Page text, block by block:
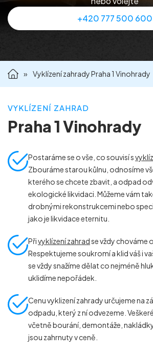
+420 777 500 600
» Vyklízení zahrady Praha 1 Vinohrady
VYKLÍZENÍ ZAHRAD
Praha 1 Vinohrady
Postaráme se o vše, co souvisí s
Zbouráme starou kůlnu, odnosíme
kterého se chcete zbavit, a odpad
ekologické likvidaci. Můžeme vám
drobnými rekonstrukcemi nebo
jako je likvidace eternitu.
Přivyklízení zahradse vždy chováme
Respektujeme soukromí a klid váš i
se vždy snažíme dělat co nejméně
uklidíme nepořádek.
Cenu vyklizení zahrady určujeme na
odpadu, který z ní odvezeme.
včetně bourání, demontáže,
jsou zahrnuty v ceně.